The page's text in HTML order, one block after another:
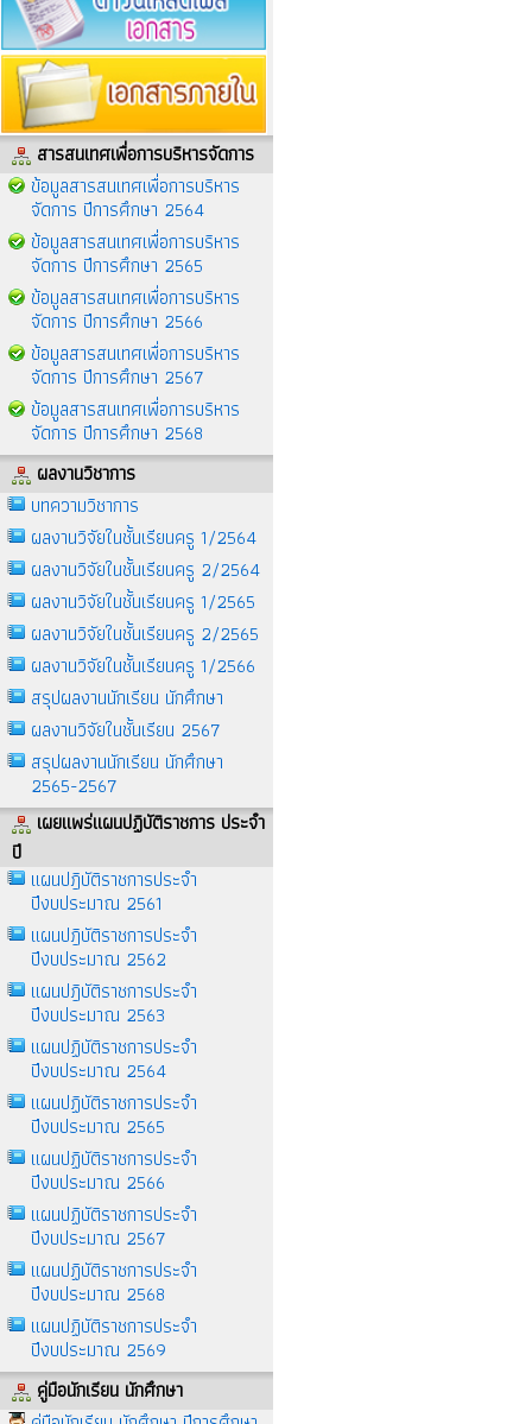
สารสนเทศเพื่อการบริหารจัดการ
ข้อมูลสารสนเทศเพื่อการบริหาร
จัดการ ปีการศึกษา 2564
ข้อมูลสารสนเทศเพื่อการบริหาร
จัดการ ปีการศึกษา 2565
ข้อมูลสารสนเทศเพื่อการบริหาร
จัดการ ปีการศึกษา 2566
ข้อมูลสารสนเทศเพื่อการบริหาร
จัดการ ปีการศึกษา 2567
ข้อมูลสารสนเทศเพื่อการบริหาร
จัดการ ปีการศึกษา 2568
ผลงานวิชาการ
บทความวิชาการ
ผลงานวิจัยในชั้นเรียนครู 1/2564
ผลงานวิจัยในชั้นเรียนครู 2/2564
ผลงานวิจัยในชั้นเรียนครู 1/2565
ผลงานวิจัยในชั้นเรียนครู 2/2565
ผลงานวิจัยในชั้นเรียนครู 1/2566
สรุปผลงานนักเรียน นักศึกษา
ผลงานวิจัยในชั้นเรียน 2567
สรุปผลงานนักเรียน นักศึกษา
2565-2567
เผยแพร่แผนปฏิบัติราชการ ประจำ
ปี
แผนปฎิบัติราชการประจำ
ปีงบประมาณ 2561
แผนปฎิบัติราชการประจำ
ปีงบประมาณ 2562
แผนปฎิบัติราชการประจำ
ปีงบประมาณ 2563
แผนปฏิบัติราชการประจำ
ปีงบประมาณ 2564
แผนปฏิบัติราชการประจำ
ปีงบประมาณ 2565
แผนปฏิบัติราชการประจำ
ปีงบประมาณ 2566
แผนปฏิบัติราชการประจำ
ปีงบประมาณ 2567
แผนปฏิบัติราชการประจำ
ปีงบประมาณ 2568
แผนปฏิบัติราชการประจำ
ปีงบประมาณ 2569
คู่มือนักเรียน นักศึกษา